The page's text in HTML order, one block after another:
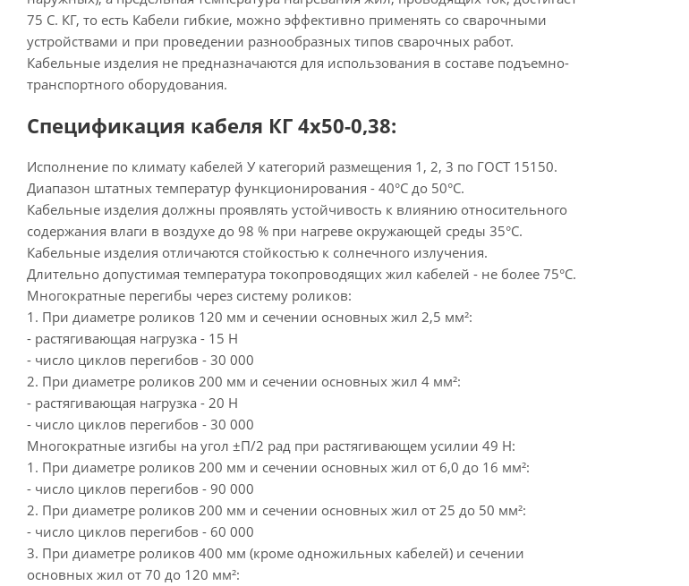
75 С. КГ, то есть Кабели гибкие, можно эффективно применять со сварочными
устройствами и при проведении разнообразных типов сварочных работ.
Кабельные изделия не предназначаются для использования в составе подъемно-
транспортного оборудования.
Спецификация кабеля КГ 4х50-0,38:
Исполнение по климату кабелей У категорий размещения 1, 2, 3 по ГОСТ 15150.
Диапазон штатных температур функционирования - 40°С до 50°С.
Кабельные изделия должны проявлять устойчивость к влиянию относительного
содержания влаги в воздухе до 98 % при нагреве окружающей среды 35°С.
Кабельные изделия отличаются стойкостью к солнечного излучения.
Длительно допустимая температура токопроводящих жил кабелей - не более 75°С.
Многократные перегибы через систему роликов:
1. При диаметре роликов 120 мм и сечении основных жил 2,5 мм²:
- растягивающая нагрузка - 15 Н
- число циклов перегибов - 30 000
2. При диаметре роликов 200 мм и сечении основных жил 4 мм²:
- растягивающая нагрузка - 20 Н
- число циклов перегибов - 30 000
Многократные изгибы на угол ±П/2 рад при растягивающем усилии 49 Н:
1. При диаметре роликов 200 мм и сечении основных жил от 6,0 до 16 мм²:
- число циклов перегибов - 90 000
2. При диаметре роликов 200 мм и сечении основных жил от 25 до 50 мм²:
- число циклов перегибов - 60 000
3. При диаметре роликов 400 мм (кроме одножильных кабелей) и сечении
основных жил от 70 до 120 мм²: